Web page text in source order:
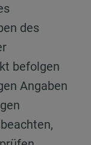
des
befolgen
Angaben